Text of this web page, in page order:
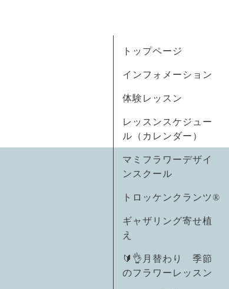
トップページ
インフォメーション
体験レッスン
レッスンスケジュー
ル（カレンダー）
マミフラワーデザイ
ンスクール
トロッケンクランツ®
ギャザリング寄せ植
え
🔰👌月替わり 季節
のフラワーレッスン